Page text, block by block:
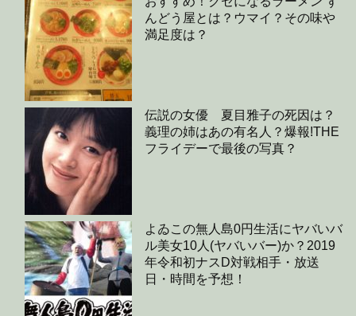
んどう屋とは？ウマイ？その味や
満足度は？
伝説の女優 夏目雅子の死因は？
義理の姉はあの有名人？爆報!THE
フライデーで最後の写真？
よゐこの無人島0円生活にヤバいバ
ル美女10人(ヤバいバー)か？2019
年令和初ナスD対戦相手・放送
日・時間を予想！